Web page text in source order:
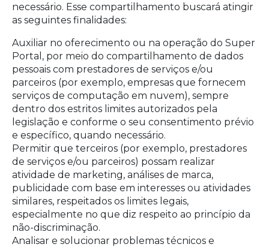
necessário. Esse compartilhamento buscará atingir
as seguintes finalidades:
Auxiliar no oferecimento ou na operação do Super
Portal, por meio do compartilhamento de dados
pessoais com prestadores de serviços e/ou
parceiros (por exemplo, empresas que fornecem
serviços de computação em nuvem), sempre
dentro dos estritos limites autorizados pela
legislação e conforme o seu consentimento prévio
e específico, quando necessário.
Permitir que terceiros (por exemplo, prestadores
de serviços e/ou parceiros) possam realizar
atividade de marketing, análises de marca,
publicidade com base em interesses ou atividades
similares, respeitados os limites legais,
especialmente no que diz respeito ao princípio da
não-discriminação.
Analisar e solucionar problemas técnicos e